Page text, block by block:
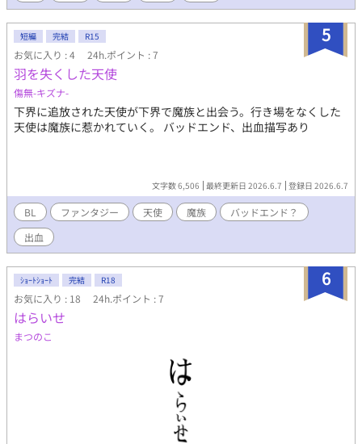
攻め×大切な物を守るためなら身を引いて自分を犠牲にするタイ
プの受けの、秘密だらけの無自覚追いかけっこラブロマンス。 ◆
一文紹介 頭の回る小柄な受けが、攻めの一途な愛に身も心も翻弄
されつつも気持ちを隠して、力尽くでハッピーエンドを勝ち取る
お話。
揚げ揚げてる」 「唐揚げ！？わーい！」 「「「単
純………」」」」 溺愛系最強リーダー×軟派系最弱転校生の甘々
（？）学園物語開幕！ ※受けが割とクズな女好きです。 ※不良高
校の話なので、喧嘩や出血の描写があります。 ※誤字脱字が多く
申し訳ないです！ご指摘いただけるととても助かります！
5
短編 完結 R15
お気に入り : 4 24h.ポイント : 7
羽を失くした天使
傷無-キズナ-
下界に追放された天使が下界で魔族と出会う。行き場をなくした
天使は魔族に惹かれていく。 バッドエンド、出血描写あり
文字数 6,506 最終更新日 2026.6.7 登録日 2026.6.7
BL ファンタジー 天使 魔族
バッドエンド？
出血
6
ｼｮｰﾄｼｮｰﾄ 完結 R18
お気に入り : 18 24h.ポイント : 7
はらいせ
まつのこ